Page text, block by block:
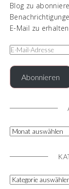
Blog zu
E-Mail zu
Abonnieren